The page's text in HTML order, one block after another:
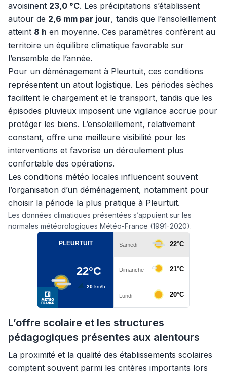
avoisinent 23,0 °C. Les précipitations s’établissent
autour de 2,6 mm par jour, tandis que l’ensoleillement
atteint 8 h en moyenne. Ces paramètres confèrent au
territoire un équilibre climatique favorable sur
l’ensemble de l’année.
Pour un déménagement à Pleurtuit, ces conditions
représentent un atout logistique. Les périodes sèches
facilitent le chargement et le transport, tandis que les
épisodes pluvieux imposent une vigilance accrue pour
protéger les biens. L’ensoleillement, relativement
constant, offre une meilleure visibilité pour les
interventions et favorise un déroulement plus
confortable des opérations.
Les conditions météo locales influencent souvent
l’organisation d’un déménagement, notamment pour
choisir la période la plus pratique à Pleurtuit.
Les données climatiques présentées s’appuient sur les
normales météorologiques Météo-France (1991-2020).
L’offre scolaire et les structures
pédagogiques présentes aux alentours
La proximité et la qualité des établissements scolaires
comptent souvent parmi les critères importants lors